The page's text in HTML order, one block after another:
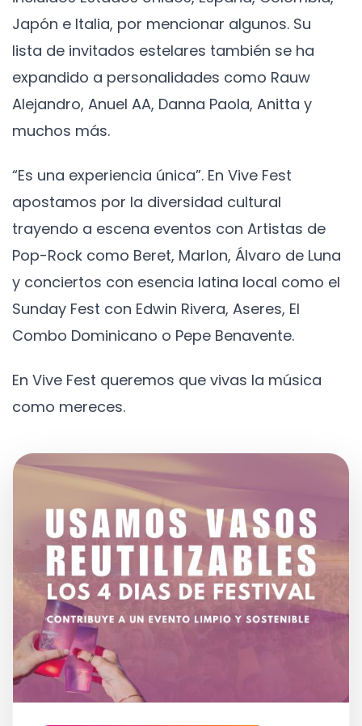
Japón e Italia, por mencionar algunos. Su
lista de invitados estelares también se ha
expandido a personalidades como Rauw
Alejandro, Anuel AA, Danna Paola, Anitta y
muchos más.
“Es una experiencia única”. En Vive Fest
apostamos por la diversidad cultural
trayendo a escena eventos con Artistas de
Pop-Rock como Beret, Marlon, Álvaro de Luna
y conciertos con esencia latina local como el
Sunday Fest con Edwin Rivera, Aseres, El
Combo Dominicano o Pepe Benavente.
En Vive Fest queremos que vivas la música
como mereces.